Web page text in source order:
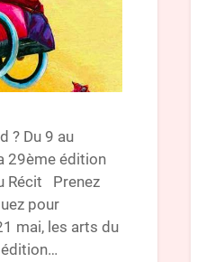
? Du 9 au
29ème édition
Récit Prenez
pour
mai, les arts du